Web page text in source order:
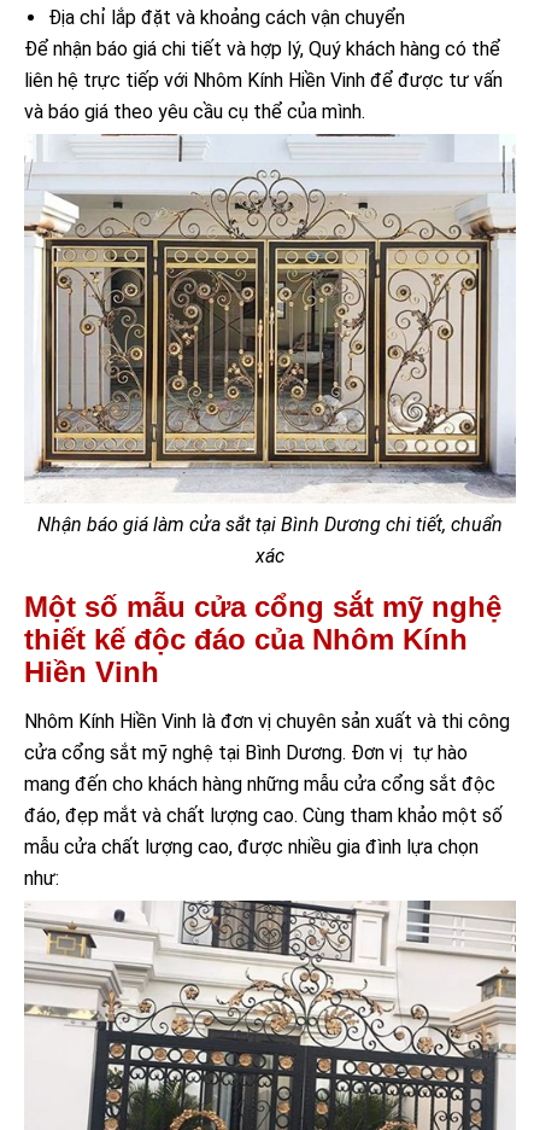
Địa chỉ lắp đặt và khoảng cách vận chuyển
Để nhận báo giá chi tiết và hợp lý, Quý khách hàng có thể
liên hệ trực tiếp với Nhôm Kính Hiền Vinh để được tư vấn
và báo giá theo yêu cầu cụ thể của mình.
Nhận báo giá làm cửa sắt tại Bình Dương chi tiết, chuẩn
xác
Một số mẫu cửa cổng sắt mỹ nghệ
thiết kế độc đáo của Nhôm Kính
Hiền Vinh
Nhôm Kính Hiền Vinh là đơn vị chuyên sản xuất và thi công
cửa cổng sắt mỹ nghệ tại Bình Dương. Đơn vị tự hào
mang đến cho khách hàng những mẫu cửa cổng sắt độc
đáo, đẹp mắt và chất lượng cao. Cùng tham khảo một số
mẫu cửa chất lượng cao, được nhiều gia đình lựa chọn
như: